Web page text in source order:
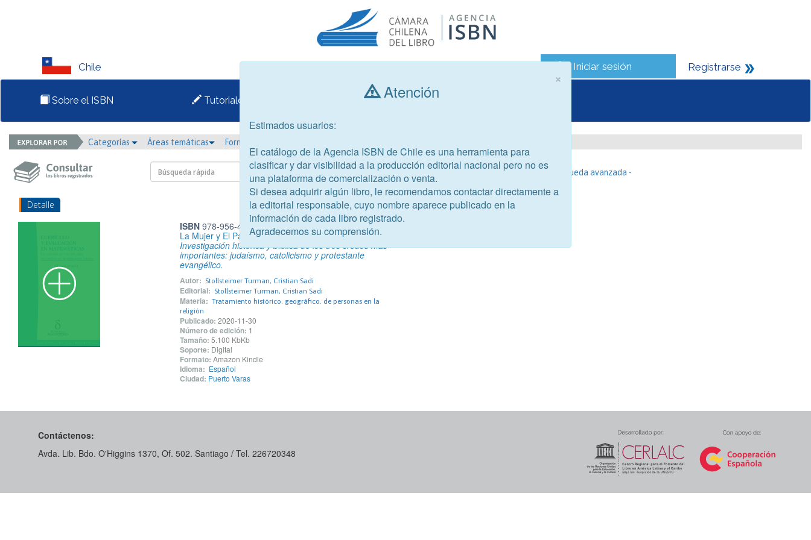
Chile Iniciar sesión Registrarse
Sobre el ISBN Tutoriales Consultar libros
Categorías Áreas temáticas Formato
- Búsqueda avanzada -
Detalle
ISBN978-956-402-517-9
La Mujer y El Pastorado, un tema sobre la mesa
Investigación histórica y bíblica de los tres credos más
importantes: judaísmo, catolicismo y protestante
evangélico.
Autor: Stollsteimer Turman, Cristian Sadi
Editorial: Stollsteimer Turman, Cristian Sadi
Materia: Tratamiento histórico. geográfico. de personas en la
religión
Publicado: 2020-11-30
Número de edición: 1
Tamaño: 5.100 KbKb
Soporte: Digital
Formato: Amazon Kindle
Idioma: Español
Ciudad: Puerto Varas
Contáctenos:
Avda. Lib. Bdo. O'Higgins 1370, Of. 502. Santiago / Tel. 226720348
×
Atención
Estimados usuarios:
El catálogo de la Agencia ISBN de Chile es una herramienta para
clasificar y dar visibilidad a la producción editorial nacional pero no es
una plataforma de comercialización o venta.
Si desea adquirir algún libro, le recomendamos contactar directamente a
la editorial responsable, cuyo nombre aparece publicado en la
información de cada libro registrado.
Agradecemos su comprensión.